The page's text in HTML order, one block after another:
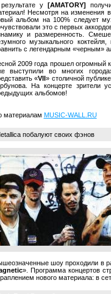
у[AMATORY]
Несмотря на изменения
альбом на 100% следует
это с первых
и размеренность.
музыкального
с легендарным «черным»
2009 года прошел огромный
выступили во многих
«VII» столичной
На концерте зрители
альбомов!
материалам MUSIC-WALL.RU
побалуют своих фэнов
шоу проходили в
». Программа концертов
нового материала: в